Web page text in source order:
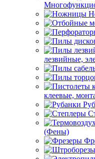
лезвийные,
клеевые,
(Фены)